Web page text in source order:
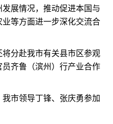
展情况，推动促进本国与
等方面进一步深化交流合
分赴我市有关县市区参观
员齐鲁（滨州）行产业合作
市领导丁锋、张庆勇参加